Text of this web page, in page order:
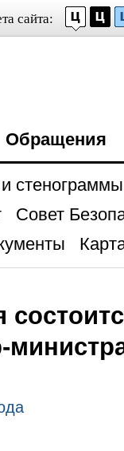
сайта:
Обращения
стенограммы
Совет